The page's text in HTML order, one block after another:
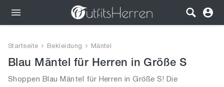
Bekleidung
Wäsche
Startseite Bekleidung Mäntel
Blau Mäntel für Herren in Größe S
Shoppen Blau Mäntel für Herren in Größe S! Die